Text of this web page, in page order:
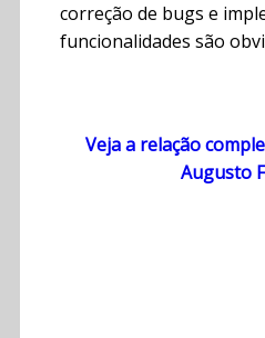
correção de bugs e
funcionalidades são
Veja a relação
Augusto